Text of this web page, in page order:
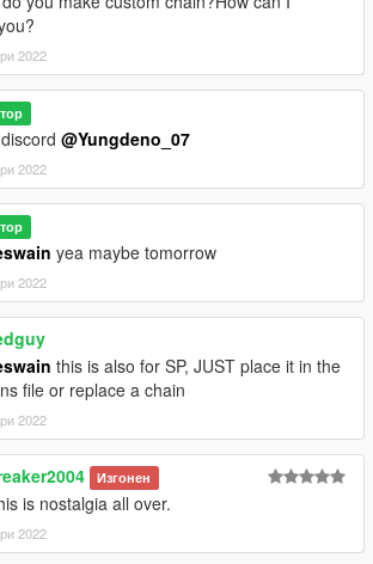
2022
@Yungdeno_07
2022
yea maybe tomorrow
2022
this is also for SP, JUST place it in the
file or replace a chain
2022
Изгонен
is nostalgia all over.
2022